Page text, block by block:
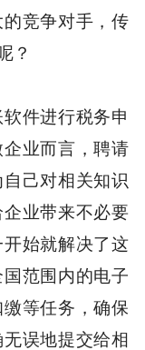
竞争对手，传
？
件进行税务申
业而言，聘请
己对相关知识
业带来不必要
始就解决了这
范围内的电子
等任务，确保
误地提交给相